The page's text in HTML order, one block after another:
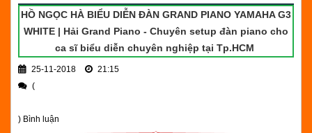
HỒ NGỌC HÀ BIỂU DIỄN ĐÀN GRAND PIANO YAMAHA G3
WHITE | Hải Grand Piano - Chuyên setup đàn piano cho
ca sĩ biểu diễn chuyên nghiệp tại Tp.HCM
25-11-2018
21:15
(
) Bình luận